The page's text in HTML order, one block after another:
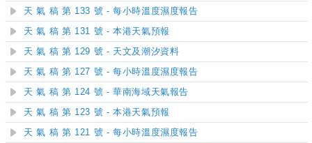
天 氣 稿 第 133 號 - 每小時溫度濕度報告
天 氣 稿 第 131 號 - 本港天氣預報
天 氣 稿 第 129 號 - 天文及潮汐資料
天 氣 稿 第 127 號 - 每小時溫度濕度報告
天 氣 稿 第 124 號 - 華南海域天氣報告
天 氣 稿 第 123 號 - 本港天氣預報
天 氣 稿 第 121 號 - 每小時溫度濕度報告